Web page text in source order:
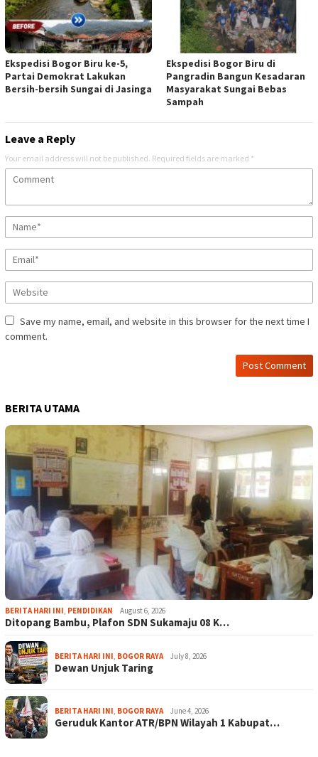
Ekspedisi Bogor Biru ke-5,
Partai Demokrat Lakukan
Bersih-bersih Sungai di Jasinga
Ekspedisi Bogor Biru di
Pangradin Bangun Kesadaran
Masyarakat Sungai Bebas
Sampah
Leave a Reply
Your email address will not be published. Required fields are marked *
Save my name, email, and website in this browser for the next time I
comment.
BERITA UTAMA
BERITA HARI INI PENDIDIKAN August 6, 2026
Ditopang Bambu, Plafon SDN Sukamaju 08 K…
BERITA HARI INI BOGOR RAYA July 8, 2026
Dewan Unjuk Taring
BERITA HARI INI BOGOR RAYA June 4, 2026
Geruduk Kantor ATR/BPN Wilayah 1 Kabupat…